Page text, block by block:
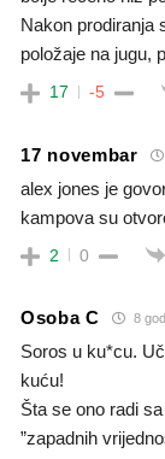
Nakon prodiranja
položaje na jugu,
17 -5
17 novembar
alex jones je
kampova su
2 0
Osoba C 8
Soros u ku*cu.
kuću!
Šta se ono radi
”zapadnih